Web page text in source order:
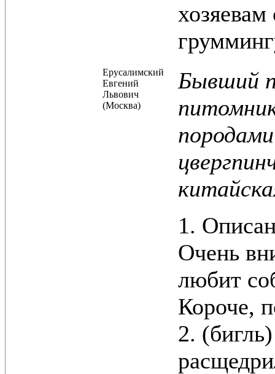
Ерусалимский
Евгений
Львович
(Москва)
Бывший
1.
Очень
любит
Короче,
2.